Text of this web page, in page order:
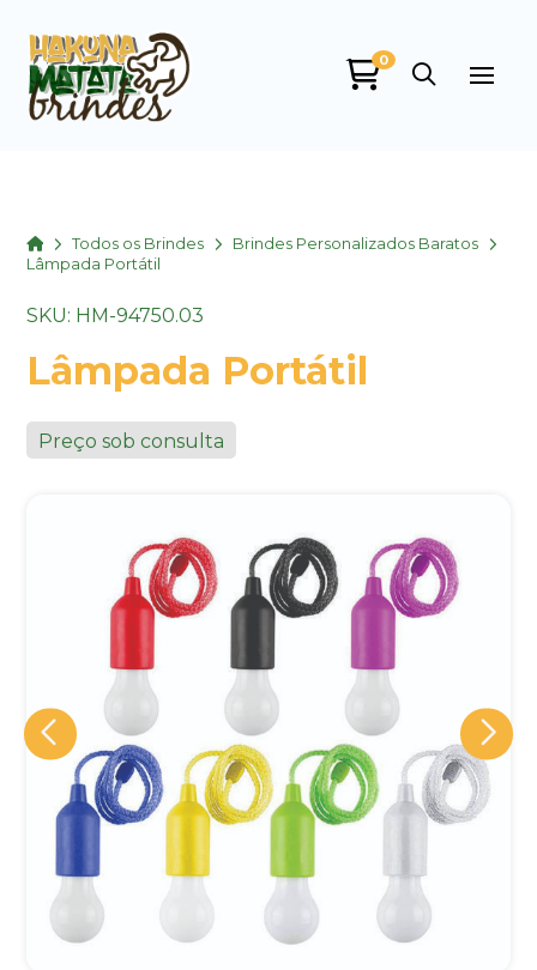
0
HomeTodos os Brindes
Brindes Personalizados Baratos
Lâmpada Portátil
SKU: HM-94750.03
Lâmpada Portátil
Preço sob consulta